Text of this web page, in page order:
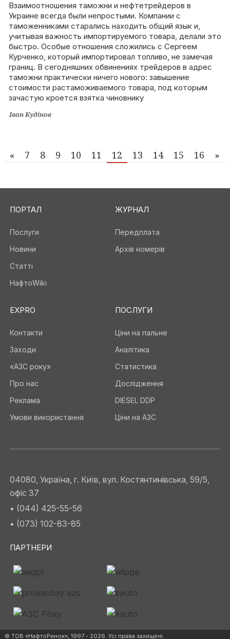
Взаимоотношения таможни и нефтетрейдеров в
Украине всегда были непростыми. Компании с
таможенниками старались находить общий язык и,
учитывая важность импортируемого товара, делали это
быстро. Особые отношения сложились с Сергеем
Курченко, который импортировал топливо, не замечая
границ. В сегодняшних обвинениях трейдеров в адрес
таможни практически ничего нового: завышение
стоимости растаможиваемого товара, под которым
зачастую кроется взятка чиновнику
Іван Кудінов
« 7 8 9 10 11 12 13 14 15 16 »
ПОРТАЛ
Послуги
Новини
Статті
НафтоWiki
ЖУРНАЛ
Передплата
Архів номерів
EXPRO
Контакти
Заходи
«АЗС року»
Про нас
Реклама
Умови використання
ПОСЛУГИ
Ціни на пальне
Аналітика
Статистика
Дослідження
DIESEL DDP
Ціни на АЗС
04080, Україна, г. Київ, вул. Костянтинівська, 59/5,
офіс 37
• (044) 425-55-56
• (073) 102-83-85
ПАРТНЕРИ
© ТОВ «НафтоРинок», 1997 - 2026. Усі права захищені.